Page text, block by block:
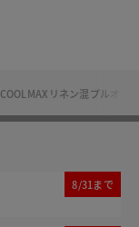
COOLMAXリネン混プルオー
8/31まで